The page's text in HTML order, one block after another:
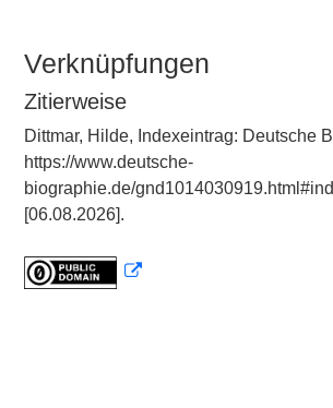
Verknüpfungen
Zitierweise
Dittmar, Hilde, Indexeintrag: Deutsche
https://www.deutsche-
biographie.de/
[06.08.2026].